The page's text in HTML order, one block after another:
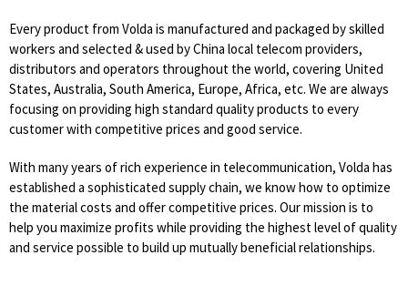
Every product from Volda is manufactured and packaged by skilled
workers and selected & used by China local telecom providers,
distributors and operators throughout the world, covering United
States, Australia, South America, Europe, Africa, etc. We are always
focusing on providing high standard quality products to every
customer with competitive prices and good service.
With many years of rich experience in telecommunication, Volda has
established a sophisticated supply chain, we know how to optimize
the material costs and offer competitive prices. Our mission is to
help you maximize profits while providing the highest level of quality
and service possible to build up mutually beneficial relationships.